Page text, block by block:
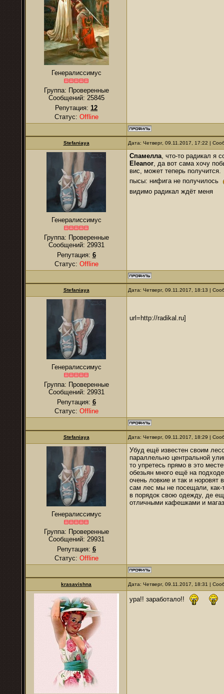
Генералиссимус
Группа: Проверенные
Сообщений: 25845
Репутация: 12
Статус: Offline
Stefaniaya Дата: Четверг, 09.11.2017, 17:22 |
Генералиссимус
Группа: Проверенные
Сообщений: 29931
Репутация: 6
Статус: Offline
Спамелла, что-то радикал я
Eleanor, да вот сама хочу
вис, может теперь получится.
пысы: нифига не получилось
видимо радикал ждёт меня
Stefaniaya Дата: Четверг, 09.11.2017, 18:13 |
Генералиссимус
Группа: Проверенные
Сообщений: 29931
Репутация: 6
Статус: Offline
url=http://radikal.ru]
Stefaniaya Дата: Четверг, 09.11.2017, 18:29 |
Генералиссимус
Группа: Проверенные
Сообщений: 29931
Репутация: 6
Статус: Offline
Убуд ещё известен своим
параллельно центральной
то упретесь прямо в это
обезьян много ещё на
очень ловкие и так и норовят
сам лес мы не посещали, как-
в порядок свою одежду, де
отличными кафешками и
krasavishna Дата: Четверг, 09.11.2017, 18:31 |
ура!! заработало!!